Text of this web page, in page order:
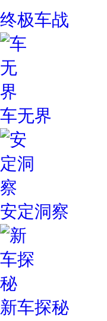
终极车战
车无界
安定洞察
新车探秘